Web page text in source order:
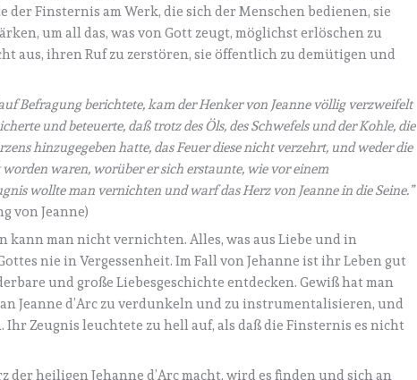
Finsternis am Werk, die sich der Menschen bedienen, sie
um all das, was von Gott zeugt, möglichst erlöschen zu
aus, ihren Ruf zu zerstören, sie öffentlich zu demütigen und
Befragung berichtete, kam der Henker von Jeanne völlig verzweifelt
und beteuerte, daß trotz des Öls, des Schwefels und der Kohle, die
hinzugegeben hatte, das Feuer diese nicht verzehrt, und weder die
waren, worüber er sich erstaunte, wie vor einem
wollte man vernichten und warf das Herz von Jeanne in die Seine.”
von Jeanne)
kann man nicht vernichten. Alles, was aus Liebe und in
nie in Vergessenheit. Im Fall von Jehanne ist ihr Leben gut
und große Liebesgeschichte entdecken. Gewiß hat man
Jeanne d’Arc zu verdunkeln und zu instrumentalisieren, und
Zeugnis leuchtete zu hell auf, als daß die Finsternis es nicht
der heiligen Jehanne d’Arc macht, wird es finden und sich an